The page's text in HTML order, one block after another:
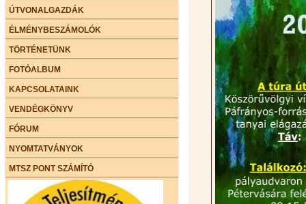
ÚTVONALGAZDÁK
ÉLMÉNYBESZÁMOLÓK
TÖRTÉNETÜNK
FOTÓALBUM
KAPCSOLATAINK
VENDÉGKÖNYV
FÓRUM
NYOMTATVÁNYOK
MTSZ PONT SZÁMÍTÓ